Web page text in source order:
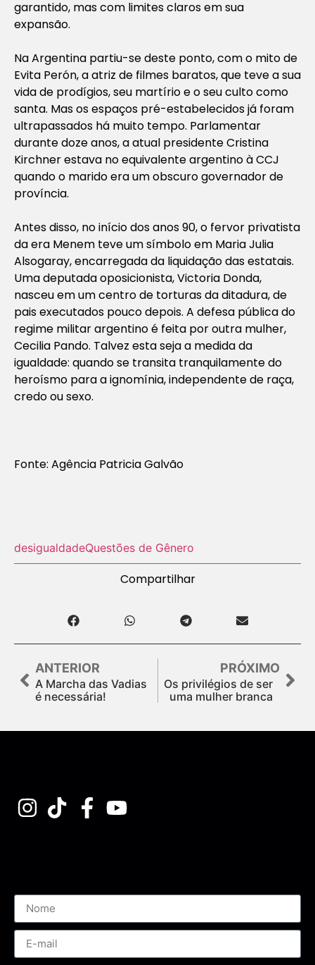
garantido, mas com limites claros em sua
expansão.
Na Argentina partiu-se deste ponto, com o mito de
Evita Perón, a atriz de filmes baratos, que teve a sua
vida de prodígios, seu martírio e o seu culto como
santa. Mas os espaços pré-estabelecidos já foram
ultrapassados há muito tempo. Parlamentar
durante doze anos, a atual presidente Cristina
Kirchner estava no equivalente argentino à CCJ
quando o marido era um obscuro governador de
província.
Antes disso, no início dos anos 90, o fervor privatista
da era Menem teve um símbolo em Maria Julia
Alsogaray, encarregada da liquidação das estatais.
Uma deputada oposicionista, Victoria Donda,
nasceu em um centro de torturas da ditadura, de
pais executados pouco depois. A defesa pública do
regime militar argentino é feita por outra mulher,
Cecilia Pando. Talvez esta seja a medida da
igualdade: quando se transita tranquilamente do
heroísmo para a ignomínia, independente de raça,
credo ou sexo.
Fonte: Agência Patricia Galvão
desigualdadeQuestões de Gênero
Compartilhar
ANTERIOR
A Marcha das Vadias
é necessária!
PRÓXIMO
Os privilégios de ser
uma mulher branca